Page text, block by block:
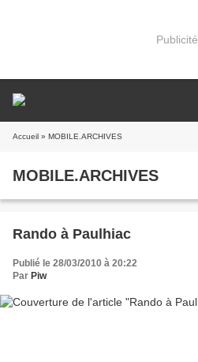
Publicité
Accueil » MOBILE.ARCHIVES
MOBILE.ARCHIVES
Rando à Paulhiac
Publié le 28/03/2010 à 20:22
Par Piw